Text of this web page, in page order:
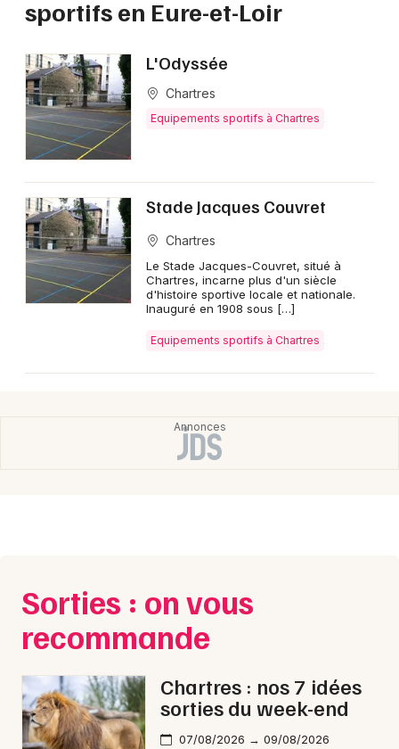
Newsletter des sorties
Artistes en tournée
Actus en Eure-et-Loir
Magazine en Eure-et-Loir
Choisir mes départements
sportifs en Eure-et-Loir
L'Odyssée
Chartres
Equipements sportifs à Chartres
Stade Jacques Couvret
Chartres
Le Stade Jacques-Couvret, situé à
Chartres, incarne plus d'un siècle
d'histoire sportive locale et nationale.
Inauguré en 1908 sous […]
Equipements sportifs à Chartres
Sorties : on vous
recommande
Chartres : nos 7 idées
sorties du week-end
07/08/2026 → 09/08/2026